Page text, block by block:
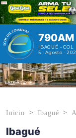
Pasar al contenido
790AM
IBAGUÉ - COL
5 · Agosto ·
Inicio Ibagué
Econoticias y Eventos
Ibagué